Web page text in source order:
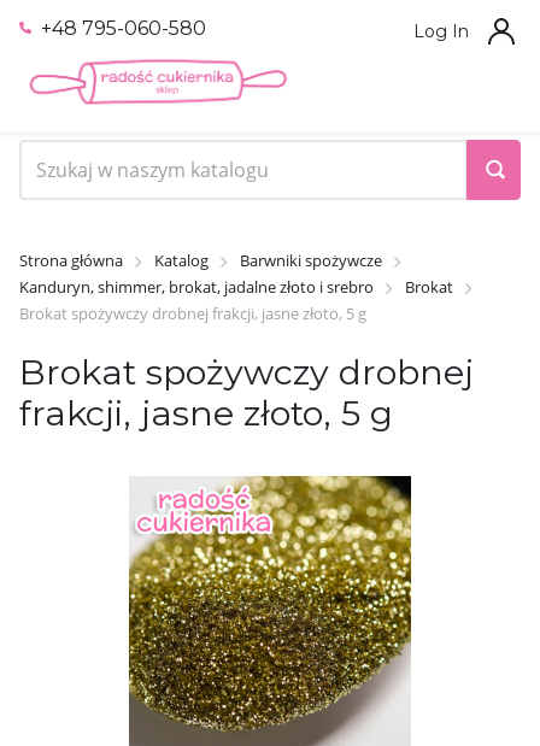
+48 795-060-580 Log In
Strona główna Katalog
Barwniki spożywcze
Kanduryn, shimmer, brokat, jadalne złoto i srebro
Brokat
Brokat spożywczy drobnej frakcji, jasne złoto, 5 g
Brokat spożywczy drobnej
frakcji, jasne złoto, 5 g